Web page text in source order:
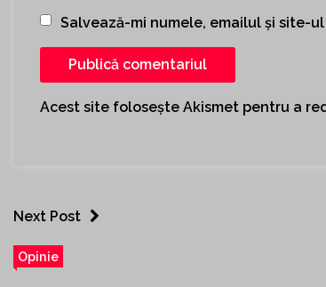
Salvează-mi numele, emailul și site-
Acest site folosește Akismet pentru a
Next Post
Opinie